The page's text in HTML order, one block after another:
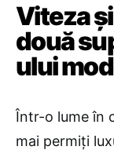
Viteza
două
ului
Într-o lume în
mai permiți